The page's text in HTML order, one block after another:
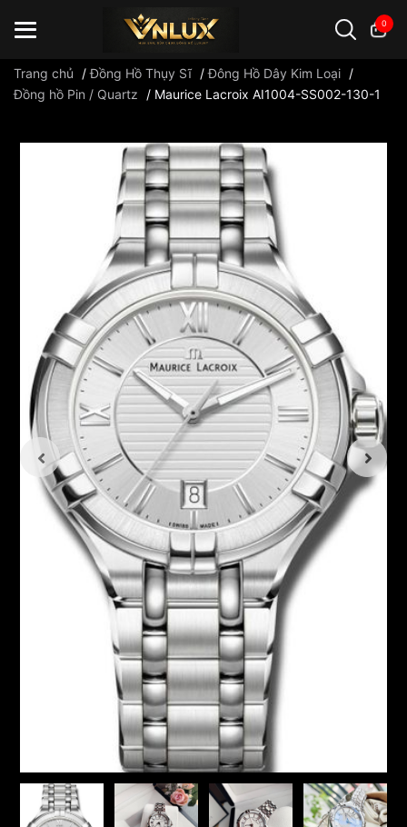
0
Trang chủ /Đồng Hồ Thụy Sĩ /Đông Hồ Dây Kim Loại /
Đồng hồ Pin / Quartz
/ Maurice Lacroix AI1004-SS002-130-1